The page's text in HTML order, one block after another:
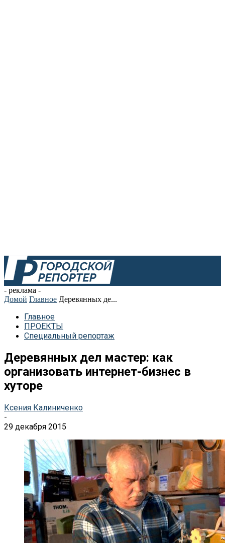
- реклама -
Домой Главное Деревянных де...
Главное
ПРОЕКТЫ
Специальный репортаж
Деревянных дел мастер: как
организовать интернет-бизнес в
хуторе
Ксения Калиниченко
-
29 декабря 2015